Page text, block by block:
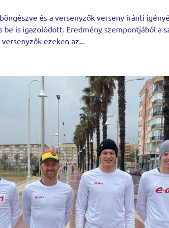
és a versenyzők verseny iránti
be is igazolódott. Eredmény szempontjából a
ezeken az...